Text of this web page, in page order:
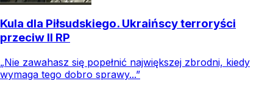
Kula dla Piłsudskiego. Ukraińscy terroryści
przeciw II RP
„Nie zawahasz się popełnić największej zbrodni, kiedy
wymaga tego dobro sprawy...”